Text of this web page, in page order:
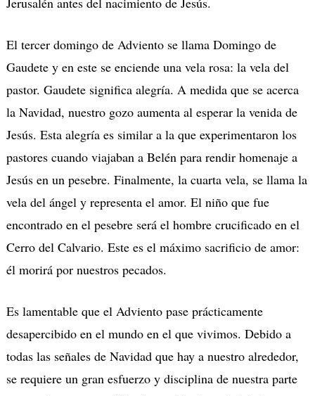
El tercer domingo de Adviento se llama Domingo de
Gaudete y en este se enciende una vela rosa: la vela del
pastor. Gaudete significa alegría. A medida que se acerca
la Navidad, nuestro gozo aumenta al esperar la venida de
Jesús. Esta alegría es similar a la que experimentaron los
pastores cuando viajaban a Belén para rendir homenaje a
Jesús en un pesebre. Finalmente, la cuarta vela, se llama la
vela del ángel y representa el amor. El niño que fue
encontrado en el pesebre será el hombre crucificado en el
Cerro del Calvario. Este es el máximo sacrificio de amor:
él morirá por nuestros pecados.
Es lamentable que el Adviento pase prácticamente
desapercibido en el mundo en el que vivimos. Debido a
todas las señales de Navidad que hay a nuestro alrededor,
se requiere un gran esfuerzo y disciplina de nuestra parte